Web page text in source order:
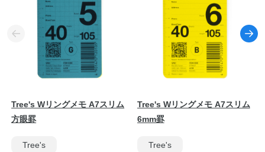
Tree's Wリングメモ A7スリム
方眼罫
Tree's
Tree's Wリングメモ A7スリム
6mm罫
Tree's